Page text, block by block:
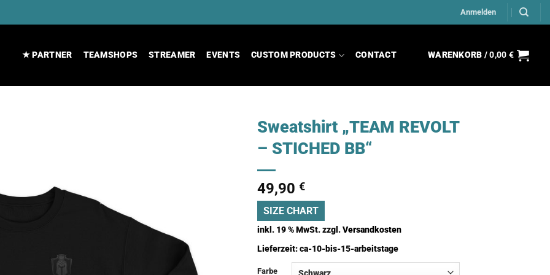
Anmelden
★ PARTNER TEAMSHOPS STREAMER EVENTS CUSTOM PRODUCTS CONTACT WARENKORB /0,00 €
Sweatshirt „TEAM REVOLT
– STICHED BB“
49,90 €
SIZE CHART
inkl. 19 % MwSt.zzgl.Versandkosten
Lieferzeit:ca-10-bis-15-arbeitstage
Farbe